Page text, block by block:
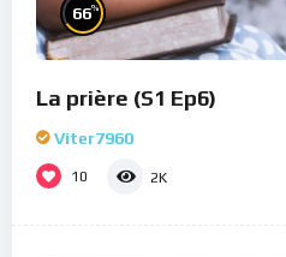
66%
La prière (S1 Ep6)
Viter7960
10 2K